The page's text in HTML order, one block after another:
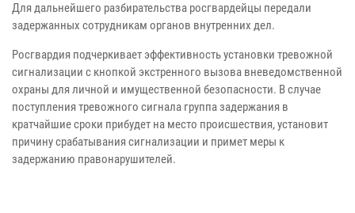
Для дальнейшего разбирательства росгвардейцы передали
задержанных сотрудникам органов внутренних дел.
Росгвардия подчеркивает эффективность установки тревожной
сигнализации с кнопкой экстренного вызова вневедомственной
охраны для личной и имущественной безопасности. В случае
поступления тревожного сигнала группа задержания в
кратчайшие сроки прибудет на место происшествия, установит
причину срабатывания сигнализации и примет меры к
задержанию правонарушителей.